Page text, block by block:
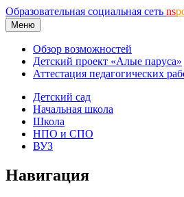
Образовательная социальная сеть ns
Меню
Обзор возможностей
Детский проект «Алые паруса»
Аттестация педагогических
Детский сад
Начальная школа
Школа
НПО и СПО
ВУЗ
Навигация